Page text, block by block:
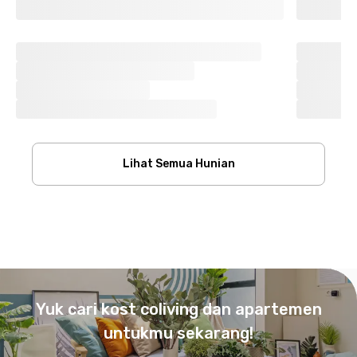
Lihat Semua Hunian
Yuk cari kost coliving dan apartemen
untukmu sekarang!